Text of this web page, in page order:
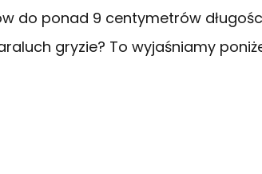
do ponad 9 centymetrów
gryzie? To wyjaśniamy